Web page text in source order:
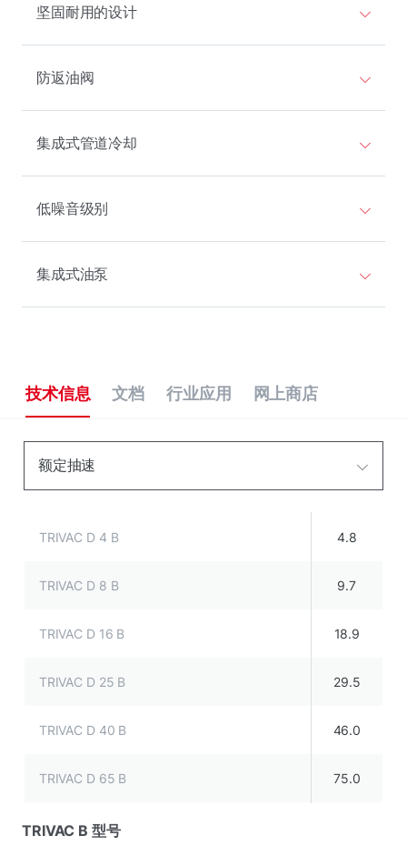
坚固耐用的设计
防返油阀
集成式管道冷却
低噪音级别
集成式油泵
技术信息 文档 行业应用 网上商店
额定抽速
TRIVAC D 4 B 4.8
TRIVAC D 8 B 9.7
TRIVAC D 16 B 18.9
TRIVAC D 25 B 29.5
TRIVAC D 40 B 46.0
TRIVAC D 65 B 75.0
TRIVAC B 型号